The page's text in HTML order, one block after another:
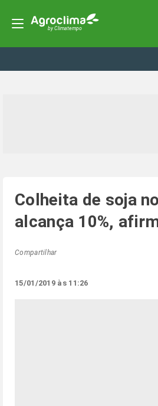
Colheita de soja
alcança 10%,
Compartilhar
15/01/2019 às 11:26